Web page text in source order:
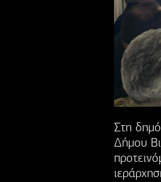
Στη
Δήμου